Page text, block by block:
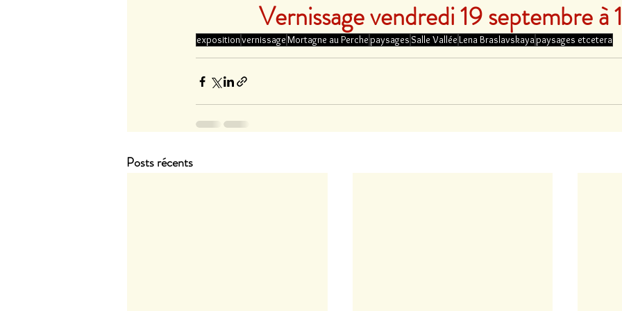
Vernissage vendredi 19 septembre à
expositionvernissageMortagne au Perchepaysages Salle Vallée Lena Braslavskayapaysages etcetera
Posts récents